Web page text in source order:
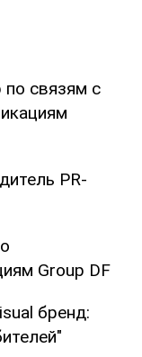
связям с
PR-
Group DF
бренд: